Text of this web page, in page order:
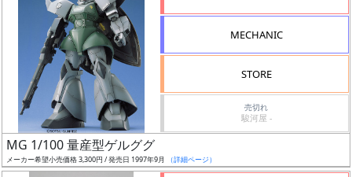
ズ・
タ
イ
ト
MECHANIC
STORE
売切れ
駿河屋 -
MG 1/100 量産型ゲルググ
メーカー希望小売価格 3,300円 / 発売日 1997年9月 （詳細ページ）